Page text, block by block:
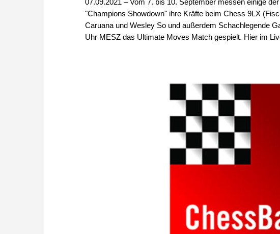
"Champions Showdown" ihre Kräfte beim Chess 9LX
Caruana und Wesley So und außerdem Schachlegende
Uhr MESZ das Ultimate Moves Match gespielt. Hier im